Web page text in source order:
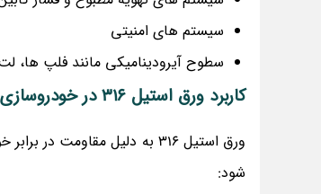
سیستم های امنیتی
سطوح آیرودینامیکی مانند فلپ ها،
کاربرد ورق استیل 316 در خودروسازی
ورق استیل 316 به دلیل
شود: